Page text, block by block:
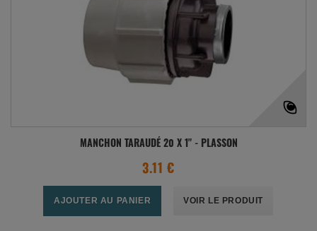
MANCHON TARAUDÉ 20 X 1" - PLASSON
3.11 €
AJOUTER AU PANIER VOIR LE PRODUIT